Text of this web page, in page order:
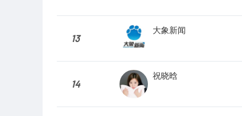
13
大象新闻
14
祝晓晗